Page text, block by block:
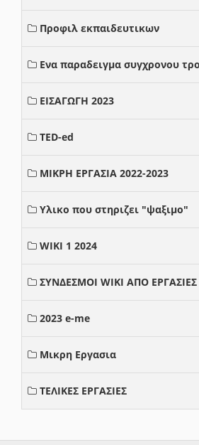
Προφιλ εκπαιδευτικων
Ενα παραδειγμα συγχρονου
ΕΙΣΑΓΩΓΗ 2023
TED-ed
ΜΙΚΡΗ ΕΡΓΑΣΙΑ 2022-2023
Υλικο που στηριζει "ψαξιμο"
WIKI 1 2024
ΣΥΝΔΕΣΜΟΙ WIKI ΑΠΟ
2023 e-me
Μικρη Εργασια
ΤΕΛΙΚΕΣ ΕΡΓΑΣΙΕΣ